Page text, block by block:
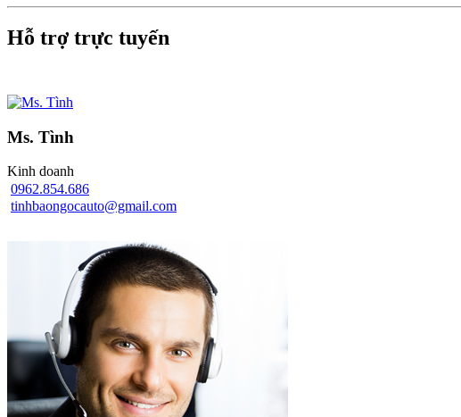
Hỗ trợ trực tuyến
Ms. Tình
Kinh doanh
0962.854.686
tinhbaongocauto@gmail.com